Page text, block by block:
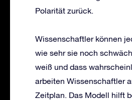
Polarität zurück.
Wissenschaftler können
wie sehr sie noch
weiß und dass
arbeiten Wissenschaftler
Zeitplan. Das Modell hilft